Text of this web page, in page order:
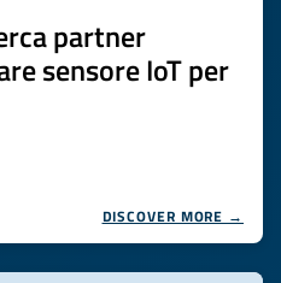
partner
sensore IoT per
DISCOVER MORE →